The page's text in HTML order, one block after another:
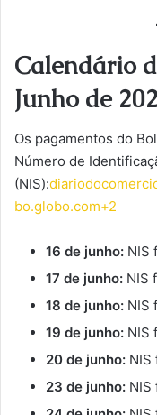
Calendário
Junho de
Os pagamentos do
Número de
(NIS):
bo.globo.com+2
16 de junho: NIS
17 de junho: NIS
18 de junho: NIS
19 de junho: NIS
20 de junho: NIS
23 de junho: NIS